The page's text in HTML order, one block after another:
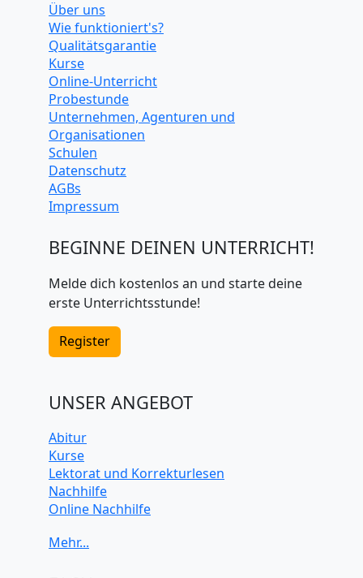
Über uns
Wie funktioniert's?
Qualitätsgarantie
Kurse
Online-Unterricht
Probestunde
Unternehmen, Agenturen und
Organisationen
Schulen
Datenschutz
AGBs
Impressum
BEGINNE DEINEN UNTERRICHT!
Melde dich kostenlos an und starte deine
erste Unterrichtsstunde!
Register
UNSER ANGEBOT
Abitur
Kurse
Lektorat und Korrekturlesen
Nachhilfe
Online Nachhilfe